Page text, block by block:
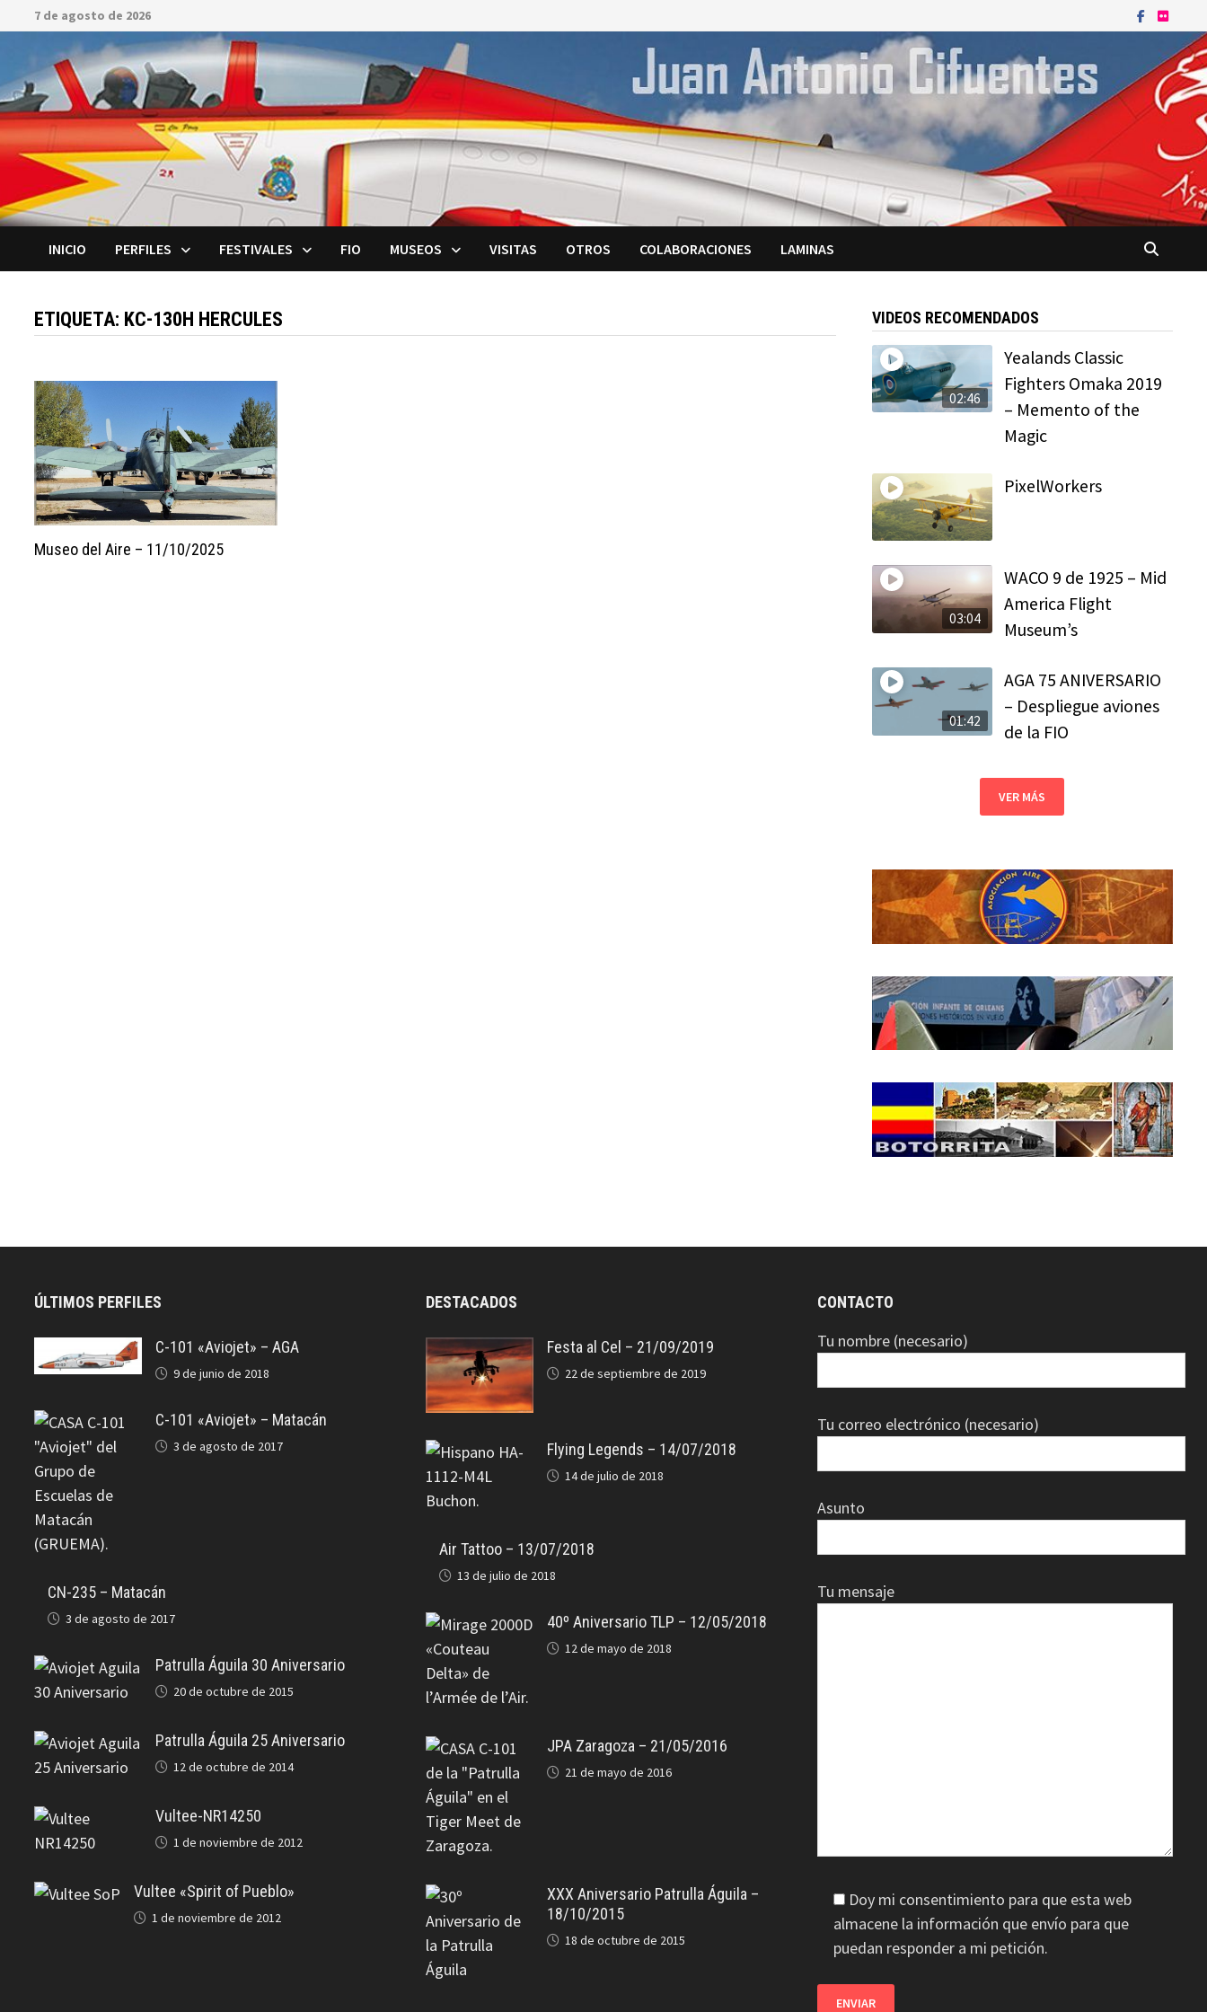
Saltar
al
contenido
7 de agosto de 2026
INICIO PERFILES FESTIVALES FIO MUSEOS VISITAS OTROS COLABORACIONES LAMINAS
ETIQUETA: KC-130H HERCULES
Museo del Aire – 11/10/2025
VIDEOS RECOMENDADOS
02:46
Yealands Classic
Fighters Omaka 2019
– Memento of the
Magic
PixelWorkers
03:04
WACO 9 de 1925 – Mid
America Flight
Museum’s
01:42
AGA 75 ANIVERSARIO
– Despliegue aviones
de la FIO
VER MÁS
ÚLTIMOS PERFILES
C-101 «Aviojet» – AGA
9 de junio de 2018
C-101 «Aviojet» – Matacán
3 de agosto de 2017
CN-235 – Matacán
3 de agosto de 2017
Patrulla Águila 30 Aniversario
20 de octubre de 2015
Patrulla Águila 25 Aniversario
12 de octubre de 2014
Vultee-NR14250
1 de noviembre de 2012
Vultee «Spirit of Pueblo»
1 de noviembre de 2012
DESTACADOS
Festa al Cel – 21/09/2019
22 de septiembre de 2019
Flying Legends – 14/07/2018
14 de julio de 2018
Air Tattoo – 13/07/2018
13 de julio de 2018
40º Aniversario TLP – 12/05/2018
12 de mayo de 2018
JPA Zaragoza – 21/05/2016
21 de mayo de 2016
XXX Aniversario Patrulla Águila –
18/10/2015
18 de octubre de 2015
CONTACTO
Tu nombre (necesario)
Tu correo electrónico (necesario)
Asunto
Tu mensaje
Doy mi consentimiento para que esta web
almacene la información que envío para que
puedan responder a mi petición.